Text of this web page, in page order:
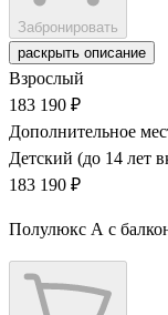
Забронировать
раскрыть описание
Взрослый
183 190 ₽
Дополнительное
Детский (до 14 лет
183 190 ₽
Полулюкс А с